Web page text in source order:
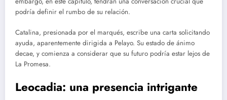
podría definir el rumbo de su relación.
Catalina, presionada por el marqués, escribe una carta solicitando
ayuda, aparentemente dirigida a Pelayo. Su estado de ánimo
decae, y comienza a considerar que su futuro podría estar lejos de
La Promesa.
Leocadia: una presencia intrigante